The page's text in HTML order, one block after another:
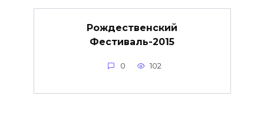
Рождественский
Фестиваль-2015
0 102